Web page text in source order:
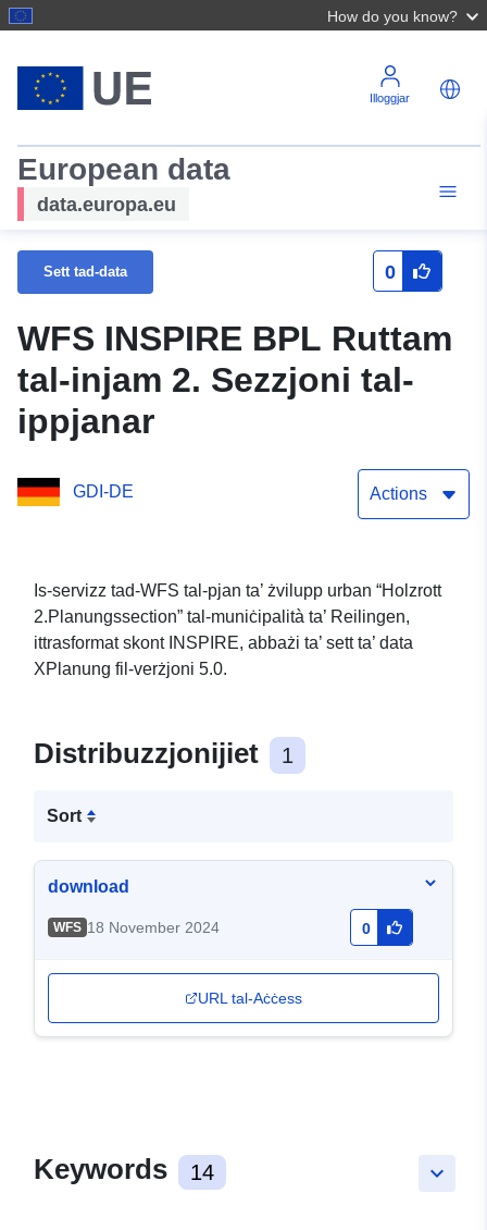
How do you know?
Illoggjar
European data
data.europa.eu
Sett tad-data 0
WFS INSPIRE BPL Ruttam
tal-injam 2. Sezzjoni tal-
ippjanar
GDI-DE Actions
Is-servizz tad-WFS tal-pjan ta’ żvilupp urban “Holzrott
2.Planungssection” tal-muniċipalità ta’ Reilingen,
ittrasformat skont INSPIRE, abbażi ta’ sett ta’ data
XPlanung fil-verżjoni 5.0.
Distribuzzjonijiet 1
Sort
download
WFS 18 November 2024 0
URL tal-Aċċess
keyboard_arrow_down
Keywords 14